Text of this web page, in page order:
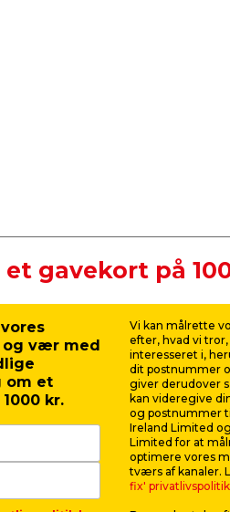
dekorationer
et udendørs lysshow. På
og meget andet. Hos jem
gavekort på
og vær med
om et
kr.
Vi kan målrette
efter, hvad vi
interesseret i,
dit postnummer
giver derudover
kan videregive
og postnummer
Ireland Limited
Limited for at
optimere vores
tværs af kanaler.
fix' privatlivspolitik